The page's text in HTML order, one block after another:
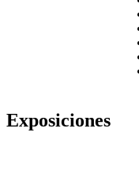
Exposiciones